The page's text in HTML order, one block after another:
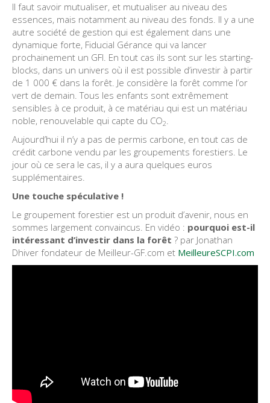
Il faut savoir mutualiser, et mutualiser au niveau des
essences, mais notamment au niveau des fonds. Il y a une
autre société de gestion qui est également dans une
dynamique forte, Fiducial Gérance qui va lancer
prochainement un GFI. En tout cas ils sont sur les starting-
blocks, dans un univers où il est possible d’investir à partir
de 1 000 € dans la forêt. Je considère la forêt comme l’or
vert de demain. Tous les enfants sont extrêmement
sensibles à ce produit, à ce matériau qui est un matériau
noble, renouvelable qui capte du CO2.
Aujourd’hui il n’y a pas de permis carbone, en tout cas de
crédit carbone vendu par les groupements forestiers. Le
jour où ce sera le cas, il y a aura quelques euros
supplémentaires.
Une touche spéculative !
Le groupement forestier est un produit d’avenir, nous en
sommes largement convaincus. En vidéo : pourquoi est-il
intéressant d’investir dans la forêt ? par Jonathan
Dhiver fondateur de Meilleur-GF.com et MeilleureSCPI.com